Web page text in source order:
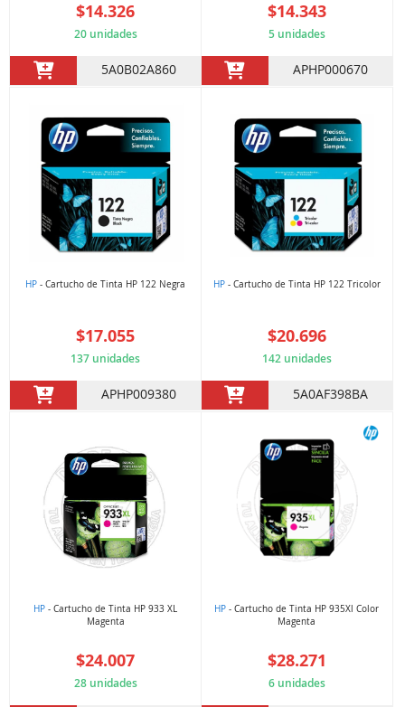
$14.326
20 unidades
5A0B02A860
$14.343
5 unidades
APHP000670
HP - Cartucho de Tinta HP 122 Negra
$17.055
137 unidades
APHP009380
HP- Cartucho de Tinta HP 122 Tricolor
$20.696
142 unidades
5A0AF398BA
HP - Cartucho de Tinta HP 933 XL
Magenta
$24.007
28 unidades
HP - Cartucho de Tinta HP 935Xl Color
Magenta
$28.271
6 unidades